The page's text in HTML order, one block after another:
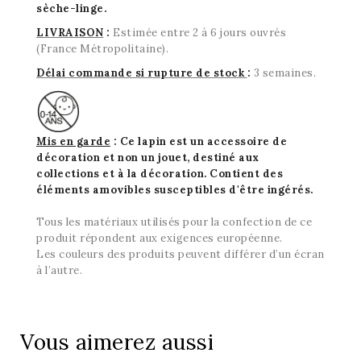
sèche-linge.
LIVRAISON : Estimée entre 2 à 6 jours ouvrés
(France Métropolitaine).
Délai commande si rupture de stock : 3 semaines.
Mis en garde : Ce lapin est un accessoire de
décoration et non un jouet, destiné aux
collections et à la décoration. Contient des
éléments amovibles susceptibles d'être ingérés.
Tous les matériaux utilisés pour la confection de ce
produit répondent aux exigences européenne.
Les couleurs des produits peuvent différer d’un écran
à l’autre.
Vous aimerez aussi